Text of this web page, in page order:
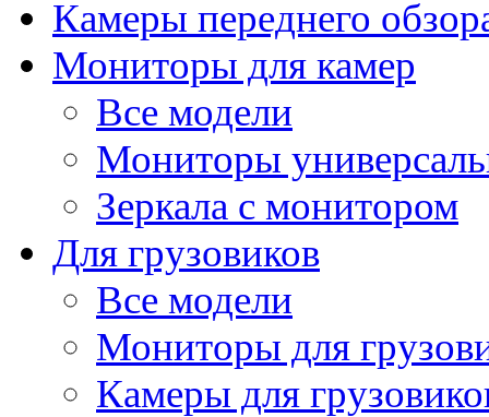
Камеры переднего
Мониторы для камер
Все модели
Мониторы
Зеркала с монитором
Для грузовиков
Все модели
Мониторы для
Камеры для